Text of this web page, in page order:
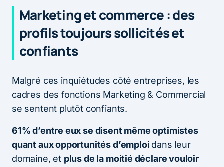
Marketing et commerce : des
profils toujours sollicités et
confiants
Malgré ces inquiétudes côté entreprises, les
cadres des fonctions Marketing & Commercial
se sentent plutôt confiants.
61% d’entre eux se disent même optimistes
quant aux opportunités d’emploi dans leur
domaine, et plus de la moitié déclare vouloir